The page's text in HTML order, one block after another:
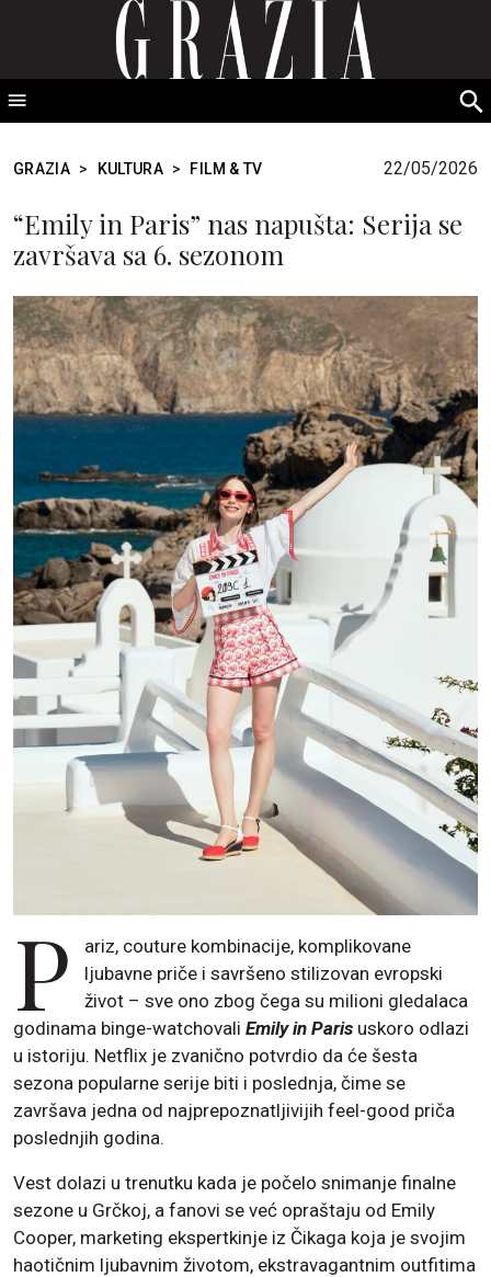
GRAZIA Srbija
GRAZIA > KULTURA > FILM & TV 22/05/2026
“Emily in Paris” nas napušta: Serija se
završava sa 6. sezonom
P
ariz, couture kombinacije, komplikovane
ljubavne priče i savršeno stilizovan evropski
život – sve ono zbog čega su milioni gledalaca
godinama binge-watchovali Emily in Paris uskoro odlazi
u istoriju. Netflix je zvanično potvrdio da će šesta
sezona popularne serije biti i poslednja, čime se
završava jedna od najprepoznatljivijih feel-good priča
poslednjih godina.
Vest dolazi u trenutku kada je počelo snimanje finalne
sezone u Grčkoj, a fanovi se već opraštaju od Emily
Cooper, marketing ekspertkinje iz Čikaga koja je svojim
haotičnim ljubavnim životom, ekstravagantnim outfitima